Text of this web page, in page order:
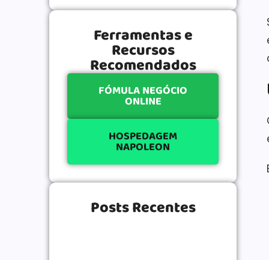
Ferramentas e
Recursos
Recomendados
FÓMULA NEGÓCIO
ONLINE
HOSPEDAGEM
NAPOLEON
Posts Recentes